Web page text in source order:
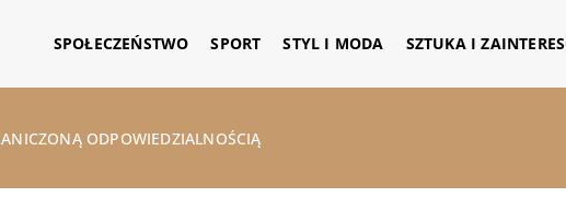
SPOŁECZEŃSTWO SPORT STYL I MODA SZTUKA I
ODPOWIEDZIALNOŚCIĄ